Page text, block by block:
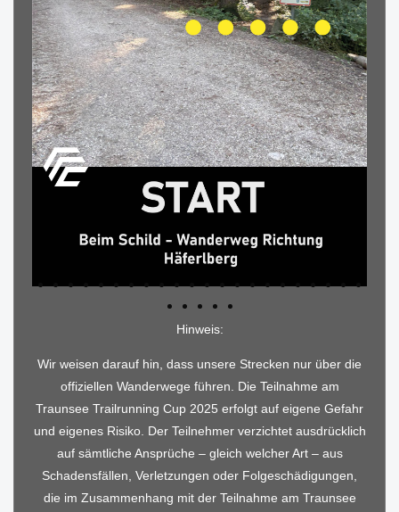
Hinweis:
Wir weisen darauf hin, dass unsere Strecken nur über die
offiziellen Wanderwege führen. Die Teilnahme am
Traunsee Trailrunning Cup 2025 erfolgt auf eigene Gefahr
und eigenes Risiko. Der Teilnehmer verzichtet ausdrücklich
auf sämtliche Ansprüche – gleich welcher Art – aus
Schadensfällen, Verletzungen oder Folgeschädigungen,
die im Zusammenhang mit der Teilnahme am Traunsee